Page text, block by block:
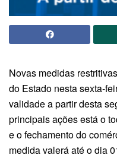
Novas medidas
do Estado nesta sexta-
validade a partir desta
principais ações está o
e o fechamento do
medida valerá até o dia